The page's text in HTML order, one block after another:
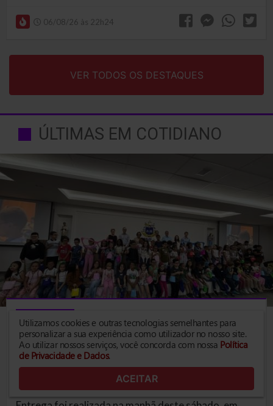
06/08/26 às 22h24
VER TODOS OS DESTAQUES
ÚLTIMAS EM COTIDIANO
127 crianças de Araçatuba
recebem óculos de graça no
2º Mutirão Oftalmológico
Utilizamos cookies e outras tecnologias semelhantes para
personalizar a sua experiência como utilizador no nosso site.
Ao utilizar nossos serviços, você concorda com nossa Política
de Privacidade e Dados.
ACEITAR